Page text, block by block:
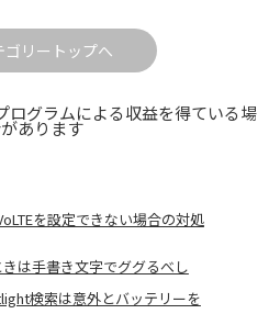
ゴリートップへ
ログラムによる収益を得ている場
あります
を設定できない場合の対処
は手書き文字でググるべし
検索は意外とバッテリーを